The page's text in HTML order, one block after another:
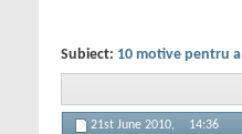
Subiect: 10 motive pentru
21st June 2010, 14:36